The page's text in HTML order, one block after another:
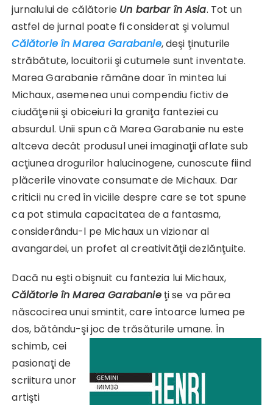
jurnalului de călătorie Un barbar în Asia. Tot un
astfel de jurnal poate fi considerat şi volumul
Călătorie în Marea Garabanie, deşi ţinuturile
străbătute, locuitorii şi cutumele sunt inventate.
Marea Garabanie rămâne doar în mintea lui
Michaux, asemenea unui compendiu fictiv de
ciudăţenii şi obiceiuri la graniţa fanteziei cu
absurdul. Unii spun că Marea Garabanie nu este
altceva decât produsul unei imaginaţii aflate sub
acţiunea drogurilor halucinogene, cunoscute fiind
plăcerile vinovate consumate de Michaux. Dar
criticii nu cred în viciile despre care se tot spune
ca pot stimula capacitatea de a fantasma,
considerându-l pe Michaux un vizionar al
avangardei, un profet al creativităţii dezlănţuite.
Dacă nu eşti obişnuit cu fantezia lui Michaux,
Călătorie în Marea Garabanieţi se va părea
născocirea unui smintit, care întoarce lumea pe
dos, bătându-şi joc de trăsăturile umane. În
schimb, cei
pasionaţi de
scriitura unor
artişti